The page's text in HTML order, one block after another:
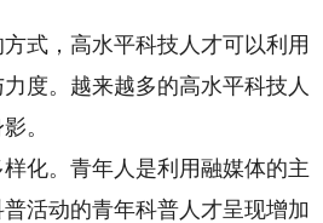
式，高水平科技人才可以利用
度。越来越多的高水平科技人
。
化。青年人是利用融媒体的主
活动的青年科普人才呈现增加